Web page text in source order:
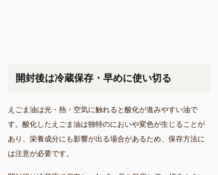
開封後は冷蔵保存・早めに使い切る
えごま油は光・熱・空気に触れると酸化が進みやすい油で
す。酸化したえごま油は独特のにおいや変色が生じることが
あり、栄養成分にも影響が出る場合があるため、保存方法に
は注意が必要です。